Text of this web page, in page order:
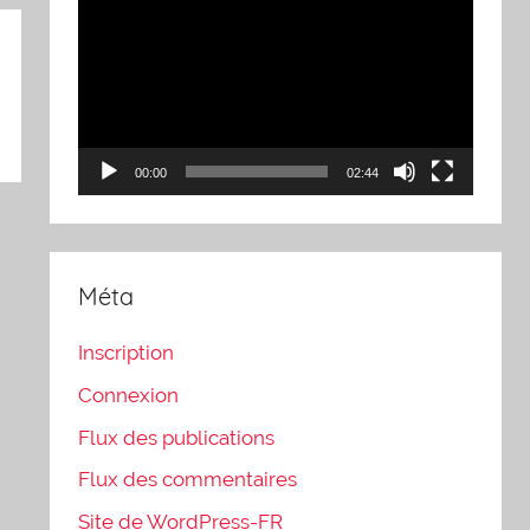
00:00 02:44
Méta
Inscription
Connexion
Flux des publications
Flux des commentaires
Site de WordPress-FR